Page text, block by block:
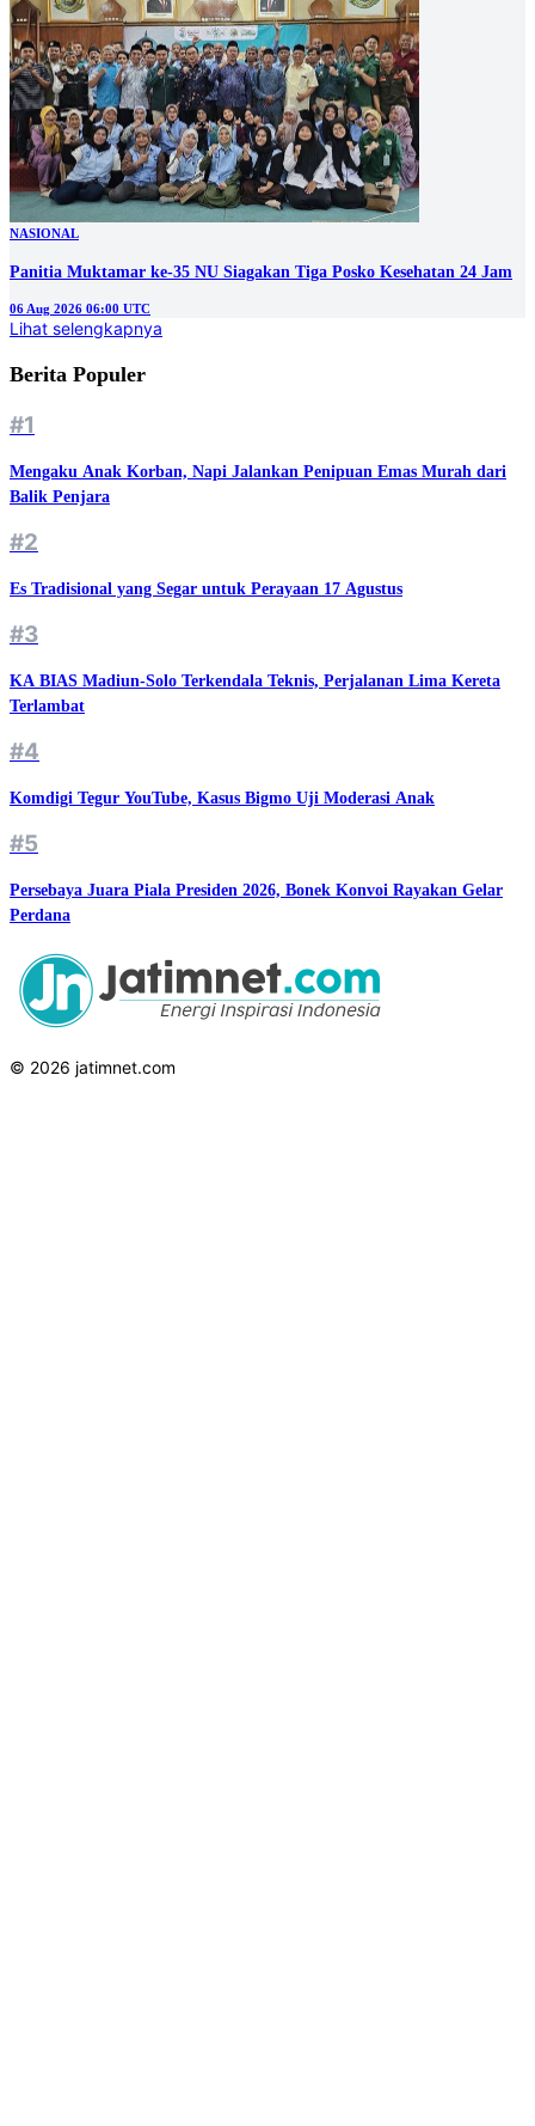
NASIONAL
Panitia Muktamar ke-35 NU Siagakan Tiga Posko Kesehatan 24 Jam
06 Aug 2026 06:00 UTC
Lihat selengkapnya
Berita Populer
#1
Mengaku Anak Korban, Napi Jalankan Penipuan Emas Murah dari
Balik Penjara
#2
Es Tradisional yang Segar untuk Perayaan 17 Agustus
#3
KA BIAS Madiun-Solo Terkendala Teknis, Perjalanan Lima Kereta
Terlambat
#4
Komdigi Tegur YouTube, Kasus Bigmo Uji Moderasi Anak
#5
Persebaya Juara Piala Presiden 2026, Bonek Konvoi Rayakan Gelar
Perdana
© 2026 jatimnet.com